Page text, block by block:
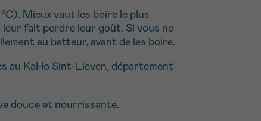
Mieux vaut les boire le plus
fait perdre leur goût. Si vous ne
au batteur, avant de les boire.
au KaHo Sint-Lieven, département
douce et nourrissante.